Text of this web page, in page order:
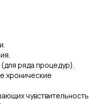
ряда процедур).
хронические
чувствительность